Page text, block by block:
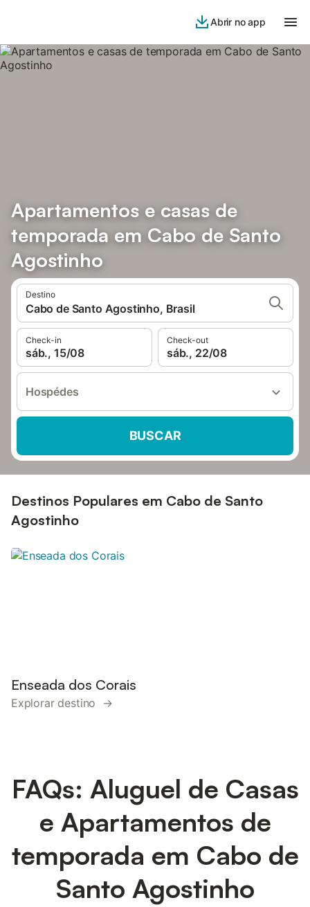
Abrir no app
Apartamentos e casas de
temporada em Cabo de Santo
Agostinho
Destino
Cabo de Santo Agostinho, Brasil
Check-in
sáb., 15/08
Check-out
sáb., 22/08
Hospédes
BUSCAR
Destinos Populares em Cabo de Santo
Agostinho
Enseada dos Corais
Explorar destino →
FAQs: Aluguel de Casas
e Apartamentos de
temporada em Cabo de
Santo Agostinho